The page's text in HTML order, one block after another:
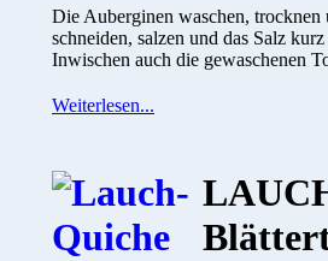
Die Auberginen waschen,
schneiden, salzen und das Salz
Inwischen auch die gewaschenen
Weiterlesen...